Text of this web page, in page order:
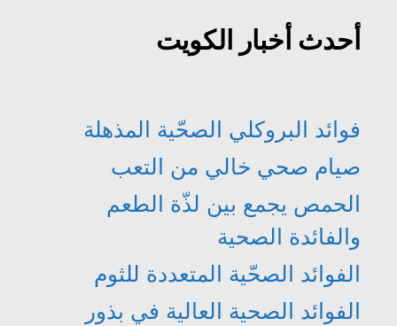
أحدث أخبار الكويت
فوائد البروكلي الصحّية المذهلة
صيام صحي خالي من التعب
الحمص يجمع بين لذّة الطعم
والفائدة الصحية
الفوائد الصحّية المتعددة للثوم
الفوائد الصحية العالية في بذور